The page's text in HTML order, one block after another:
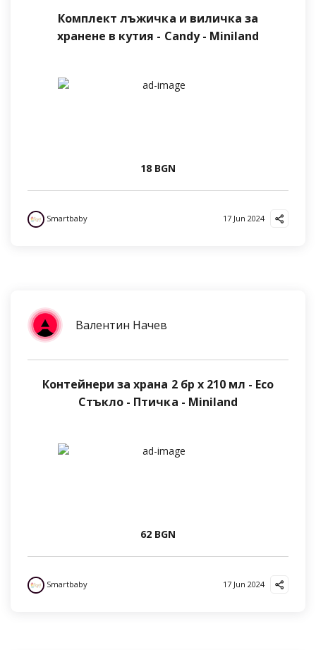
Комплект лъжичка и виличка за
хранене в кутия - Candy - Miniland
18 BGN
Smartbaby 17 Jun 2024
Валентин Начев
Контейнери за храна 2 бр х 210 мл - Eco
Стъкло - Птичка - Miniland
62 BGN
Smartbaby 17 Jun 2024